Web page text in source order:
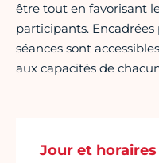
être tout en favorisant
participants. Encadrées
séances sont
aux capacités de
Jour et horaires